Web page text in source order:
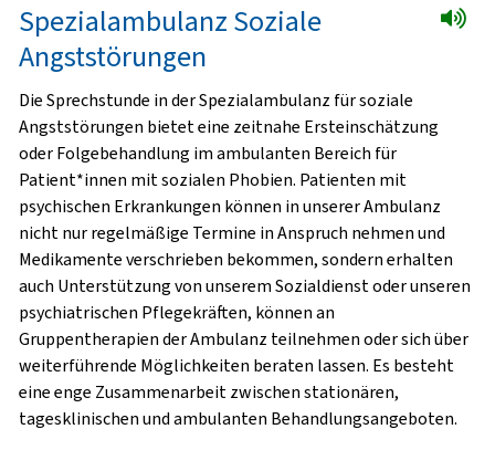
Spezialambulanz Soziale
Angststörungen
Die Sprechstunde in der Spezialambulanz für soziale
Angststörungen bietet eine zeitnahe Ersteinschätzung
oder Folgebehandlung im ambulanten Bereich für
Patient*innen mit sozialen Phobien. Patienten mit
psychischen Erkrankungen können in unserer Ambulanz
nicht nur regelmäßige Termine in Anspruch nehmen und
Medikamente verschrieben bekommen, sondern erhalten
auch Unterstützung von unserem Sozialdienst oder unseren
psychiatrischen Pflegekräften, können an
Gruppentherapien der Ambulanz teilnehmen oder sich über
weiterführende Möglichkeiten beraten lassen. Es besteht
eine enge Zusammenarbeit zwischen stationären,
tagesklinischen und ambulanten Behandlungsangeboten.